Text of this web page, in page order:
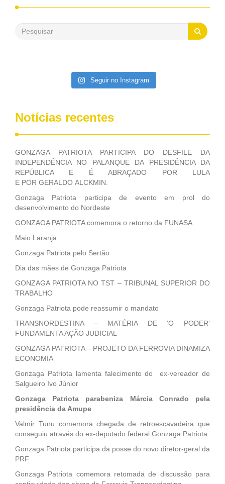
reais, com suas maravilhosas ações, dentre alas, mais de
saneamento básico, em pequenas comunidades rurais.
Patriota disse ainda que, mesmo sem mandato,
Seguir no Instagram
Notícias recentes
GONZAGA PATRIOTA PARTICIPA DO DESFILE DA
INDEPENDÊNCIA NO PALANQUE DA PRESIDÊNCIA DA
REPÚBLICA E É ABRAÇADO POR LULA
E POR GERALDO ALCKMIN.
Gonzaga Patriota participa de evento em prol do
desenvolvimento do Nordeste
GONZAGA PATRIOTA comemora o retorno da FUNASA
Maio Laranja
Gonzaga Patriota pelo Sertão
Dia das mães de Gonzaga Patriota
GONZAGA PATRIOTA NO TST – TRIBUNAL SUPERIOR DO
TRABALHO
Gonzaga Patriota pode reassumir o mandato
TRANSNORDESTINA – MATÉRIA DE ‘O PODER’
FUNDAMENTA AÇÃO JUDICIAL
GONZAGA PATRIOTA – PROJETO DA FERROVIA DINAMIZA
ECONOMIA
Gonzaga Patriota lamenta falecimento do ex-vereador de
Salgueiro Ivo Júnior
Gonzaga Patriota parabeniza Márcia Conrado pela
presidência da Amupe
Valmir Tunu comemora chegada de retroescavadeira que
conseguiu através do ex-deputado federal Gonzaga Patriota
Gonzaga Patriota participa da posse do novo diretor-geral da
PRF
Gonzaga Patriota comemora retomada de discussão para